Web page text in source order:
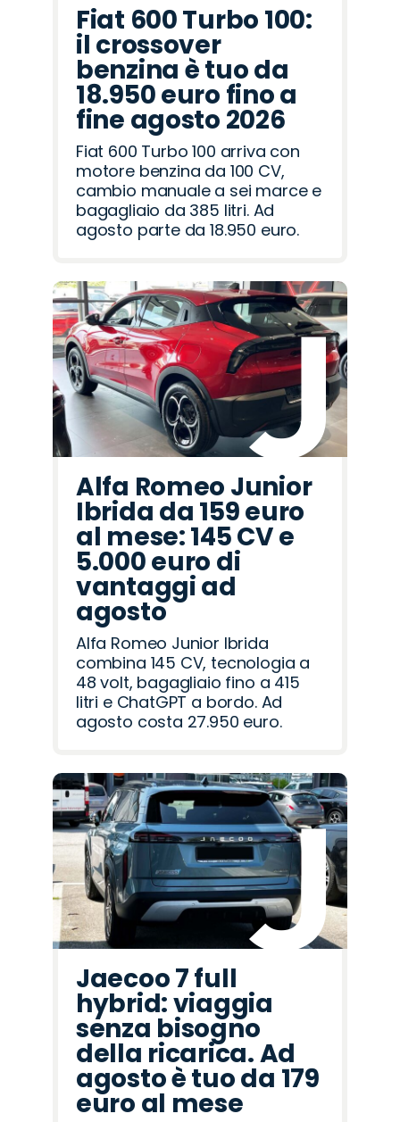
Fiat 600 Turbo 100:
il crossover
benzina è tuo da
18.950 euro fino a
fine agosto 2026
Fiat 600 Turbo 100 arriva con
motore benzina da 100 CV,
cambio manuale a sei marce e
bagagliaio da 385 litri. Ad
agosto parte da 18.950 euro.
Alfa Romeo Junior
Ibrida da 159 euro
al mese: 145 CV e
5.000 euro di
vantaggi ad
agosto
Alfa Romeo Junior Ibrida
combina 145 CV, tecnologia a
48 volt, bagagliaio fino a 415
litri e ChatGPT a bordo. Ad
agosto costa 27.950 euro.
Jaecoo 7 full
hybrid: viaggia
senza bisogno
della ricarica. Ad
agosto è tuo da 179
euro al mese